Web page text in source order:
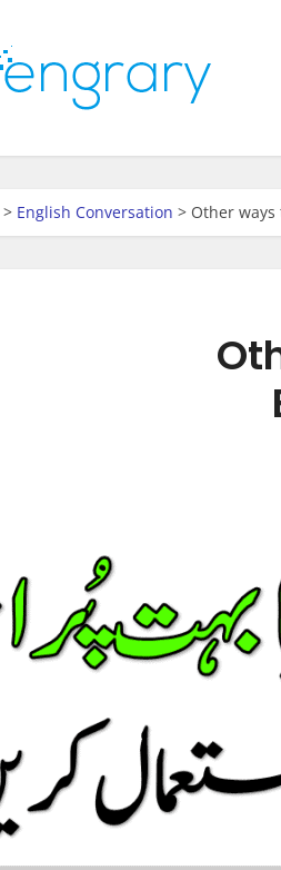
> English Conversation > Other ways